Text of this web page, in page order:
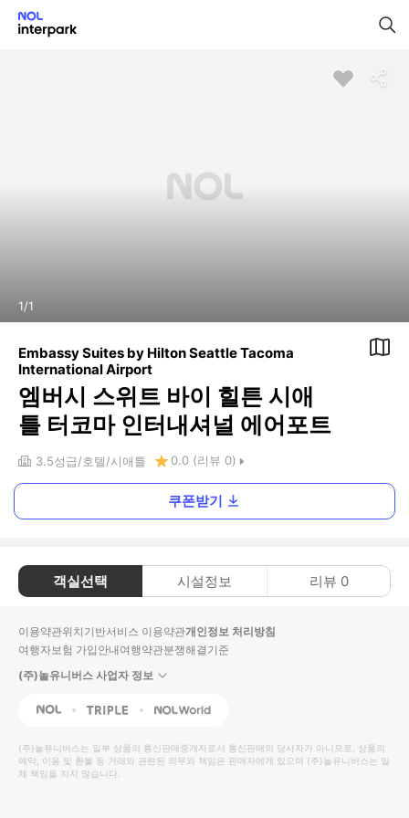
1/1
Embassy Suites by Hilton Seattle Tacoma
International Airport
엠버시 스위트 바이 힐튼 시애
틀 터코마 인터내셔널 에어포트
3.5성급 호텔 시애틀 0.0 (리뷰 0)
쿠폰받기
객실선택 시설정보 리뷰 0
이용약관위치기반서비스 이용약관개인정보 처리방침
여행자보험 가입안내여행약관분쟁해결기준
(주)놀유니버스 사업자 정보
NOL Triple Interpark Global
(주)놀유니버스는 일부 상품의 통신판매중개자로서 통신판매의 당사자가 아니므로, 상품의
예약, 이용 및 환불 등 거래와 관련된 의무와 책임은 판매자에게 있으며 (주)놀유니버스는 일
체 책임을 지지 않습니다.